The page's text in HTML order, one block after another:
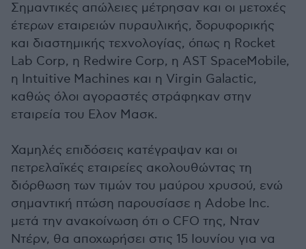
Σημαντικές απώλειες μέτρησαν και οι μετοχές
έτερων εταιρειών πυραυλικής, δορυφορικής
και διαστημικής τεχνολογίας, όπως η Rocket
Lab Corp, η Redwire Corp, η AST SpaceMobile,
η Intuitive Machines και η Virgin Galactic,
καθώς όλοι αγοραστές στράφηκαν στην
εταιρεία του Ελον Μασκ.
Χαμηλές επιδόσεις κατέγραψαν και οι
πετρελαϊκές εταιρείες ακολουθώντας τη
διόρθωση των τιμών του μαύρου χρυσού, ενώ
σημαντική πτώση παρουσίασε η Adobe Inc.
μετά την ανακοίνωση ότι ο CFO της, Νταν
Ντέρν, θα αποχωρήσει στις 15 Ιουνίου για να